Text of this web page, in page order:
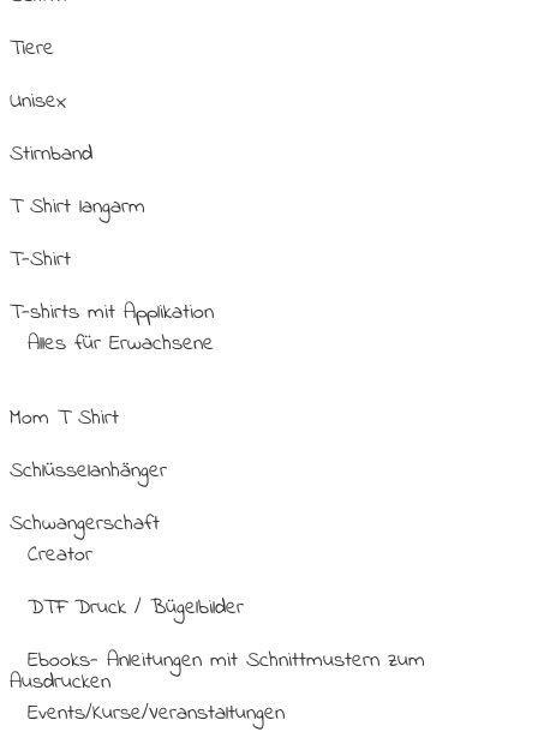
Tiere
Unisex
Stirnband
T Shirt langarm
T-Shirt
T-shirts mit Applikation
Alles für Erwachsene
Mom T Shirt
Schlüsselanhänger
Schwangerschaft
Creator
DTF Druck / Bügelbilder
Ebooks- Anleitungen mit Schnittmustern zum
Ausdrucken
Events/Kurse/Veranstaltungen